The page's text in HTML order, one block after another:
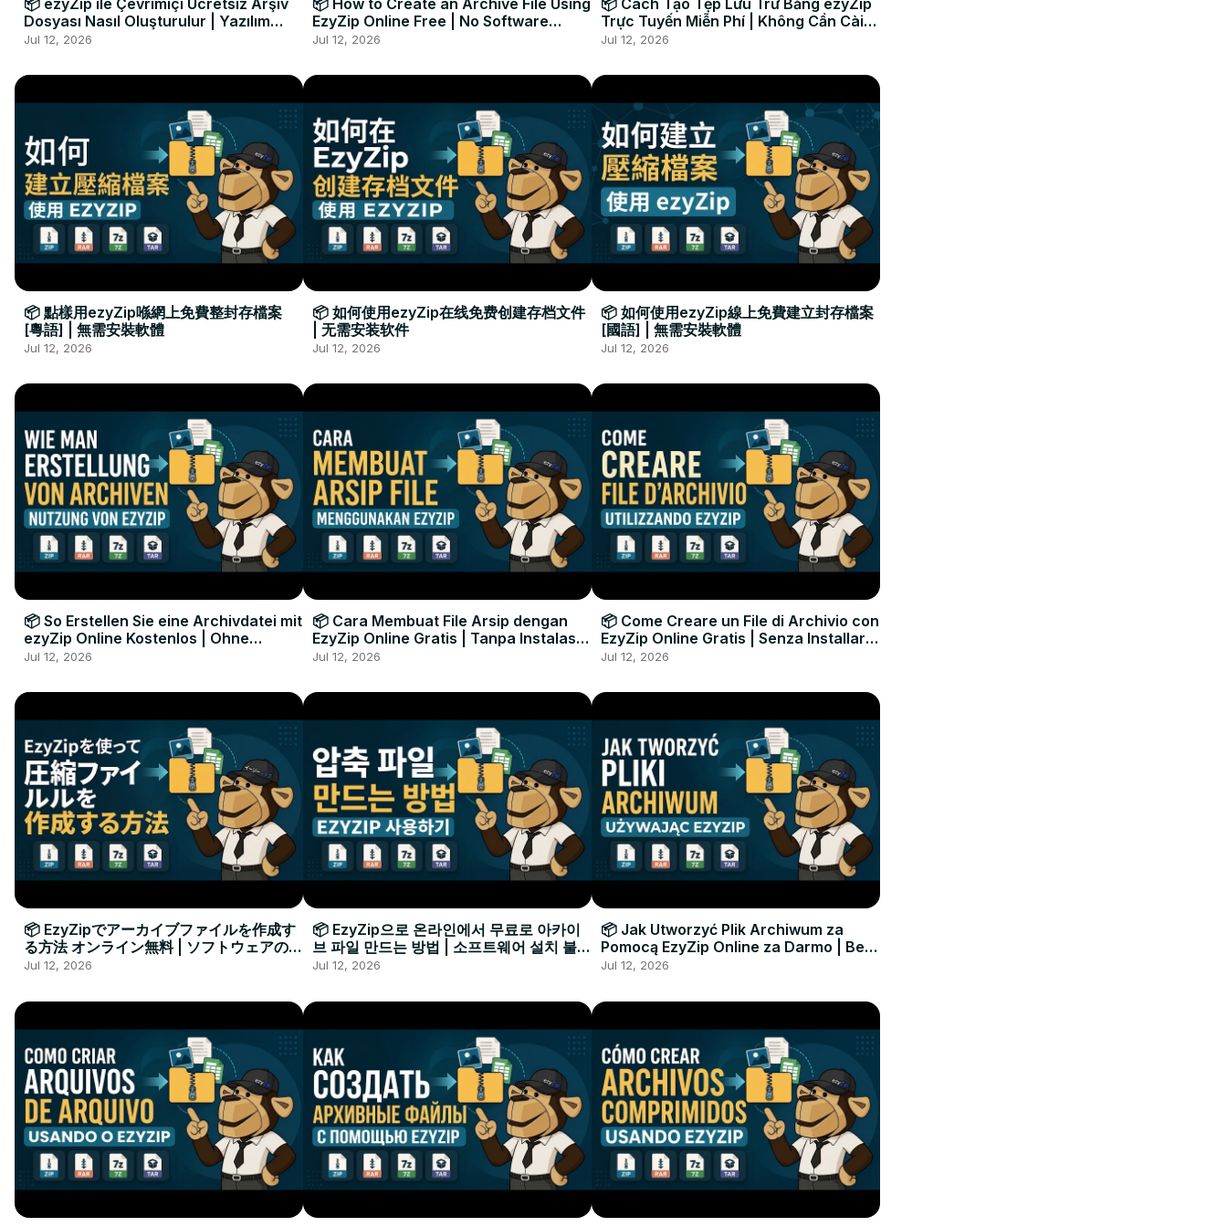
Dosyası Nasıl Oluşturulur | Yazılım
Kurulumu Gerekmez
Jul 12, 2026
EzyZip Online Free | No Software
Installation Required
Jul 12, 2026
Trực Tuyến Miễn Phí | Không Cần Cài
Đặt Phần Mềm
Jul 12, 2026
📦 點樣用ezyZip喺網上免費整封存檔案
[粵語] | 無需安裝軟體
Jul 12, 2026
📦 如何使用ezyZip在线免费创建存档文件
| 无需安装软件
Jul 12, 2026
📦 如何使用ezyZip線上免費建立封存檔案
[國語] | 無需安裝軟體
Jul 12, 2026
📦 So Erstellen Sie eine Archivdatei mit
ezyZip Online Kostenlos | Ohne
Softwareinstallation
Jul 12, 2026
📦 Cara Membuat File Arsip dengan
EzyZip Online Gratis | Tanpa Instalasi
Perangkat Lunak
Jul 12, 2026
📦 Come Creare un File di Archivio con
EzyZip Online Gratis | Senza Installare
Software
Jul 12, 2026
📦 EzyZipでアーカイブファイルを作成す
る方法 オンライン無料 | ソフトウェアのイ
ンストール不要
Jul 12, 2026
📦 EzyZip으로 온라인에서 무료로 아카이
브 파일 만드는 방법 | 소프트웨어 설치 불필
요
Jul 12, 2026
📦 Jak Utworzyć Plik Archiwum za
Pomocą EzyZip Online za Darmo | Bez
Instalacji Oprogramowania
Jul 12, 2026